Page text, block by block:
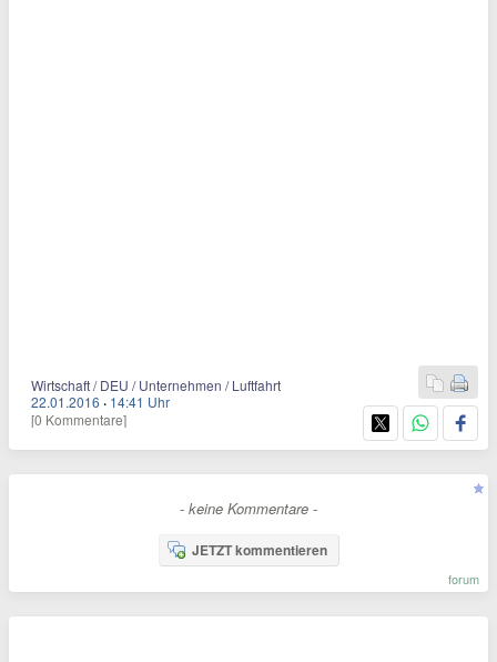
Wirtschaft / DEU / Unternehmen / Luftfahrt
22.01.2016 · 14:41 Uhr
[0 Kommentare]
- keine Kommentare -
JETZT kommentieren
forum